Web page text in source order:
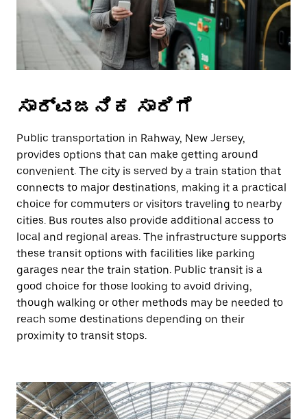
ಸಾರ್ವಜನಿಕ ಸಾರಿಗೆ
Public transportation in Rahway, New Jersey,
provides options that can make getting around
convenient. The city is served by a train station that
connects to major destinations, making it a practical
choice for commuters or visitors traveling to nearby
cities. Bus routes also provide additional access to
local and regional areas. The infrastructure supports
these transit options with facilities like parking
garages near the train station. Public transit is a
good choice for those looking to avoid driving,
though walking or other methods may be needed to
reach some destinations depending on their
proximity to transit stops.